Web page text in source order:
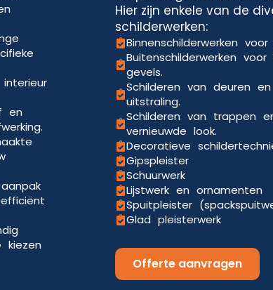
en
Hier zijn enkele van de
schilderwerken:
Binnenschilderwerken
Buitenschilderwerken
gevels.
Schilderen van deuren
uitstraling.
Schilderen van trappen
vernieuwde look.
Decoratieve
Gipspleister
Schuurwerk
Lijstwerk en ornamenten
Spuitpleister
Glad pleisterwerk
Offerte aanvragen